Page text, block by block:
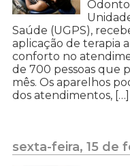
Saúde (UGPS),
aplicação de terapia
conforto no
de 700 pessoas que
mês. Os aparelhos
dos atendimentos, […]
sexta-feira, 15 de